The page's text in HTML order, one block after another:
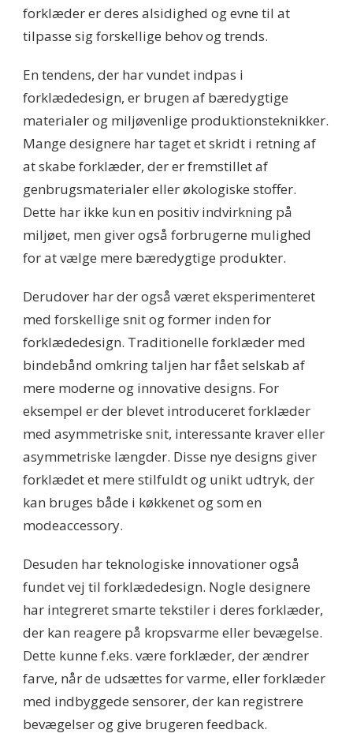
forklæder er deres alsidighed og evne til at
tilpasse sig forskellige behov og trends.
En tendens, der har vundet indpas i
forklædedesign, er brugen af bæredygtige
materialer og miljøvenlige produktionsteknikker.
Mange designere har taget et skridt i retning af
at skabe forklæder, der er fremstillet af
genbrugsmaterialer eller økologiske stoffer.
Dette har ikke kun en positiv indvirkning på
miljøet, men giver også forbrugerne mulighed
for at vælge mere bæredygtige produkter.
Derudover har der også været eksperimenteret
med forskellige snit og former inden for
forklædedesign. Traditionelle forklæder med
bindebånd omkring taljen har fået selskab af
mere moderne og innovative designs. For
eksempel er der blevet introduceret forklæder
med asymmetriske snit, interessante kraver eller
asymmetriske længder. Disse nye designs giver
forklædet et mere stilfuldt og unikt udtryk, der
kan bruges både i køkkenet og som en
modeaccessory.
Desuden har teknologiske innovationer også
fundet vej til forklædedesign. Nogle designere
har integreret smarte tekstiler i deres forklæder,
der kan reagere på kropsvarme eller bevægelse.
Dette kunne f.eks. være forklæder, der ændrer
farve, når de udsættes for varme, eller forklæder
med indbyggede sensorer, der kan registrere
bevægelser og give brugeren feedback.